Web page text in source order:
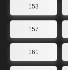
153
157
161